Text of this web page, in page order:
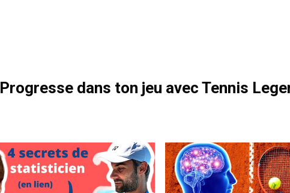
Progresse dans ton jeu avec Tennis